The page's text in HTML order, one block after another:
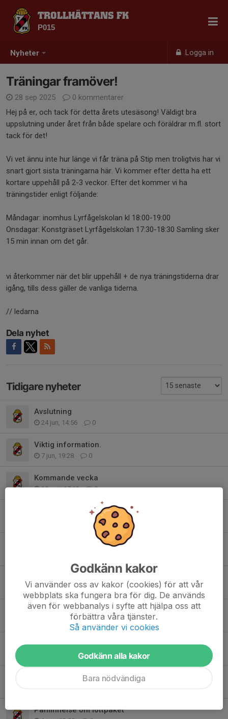
Nyheter Logga in
TROLLHÄTTANS FK
P015
Träningar framöver!
28 sep 2025
0 kommentarer
Hej på er, och tack för detta årets utesäsong! Väldigt bra
uppslutning under året från både spelare och föräldrar m.fl. stort
tack för det!
Vi vet ännu inte hur länge vi får träna på Stip men troligtvis har vi
snart gjort sista träningarna här. Vi kommer efter detta ha ett
kortare uppehåll på 2-3 veckor. Efter det kommer vi ha
träningstider enligt följande:
Måndagar: inomhus Lyrfågelskolan kl 18:00-19:00
Onsdagar: Konstgräset Lyrfågelskolan 17:30-18:30 Samling sker
15 min innan om det går.
vi återkommer när det blir uppehåll + de nya träningstiderna drar
igång, tills dess gäller de vanliga tiderna.
// ledarna
Dela nyhet
Tidigare nyheter
Avslutning
24 jun, 14:56 0
Viktig information.
7 jun, 19:28 0
Kommande vecka
10 maj, 17:12 0
0
Ingen träning måndag
1 maj, 09:44 0
Newbody 2026
30 apr, 21:05 0
Maxi Cup
20 apr, 20:17 0
Träning utomhus måndag 20/4
Påminnelse om lottpaket
Godkänn kakor
Vi använder oss av kakor (cookies) för att vår
webbplats ska fungera bra för dig. De används
även för webbanalys i syfte att hjälpa oss att
förbättra våra tjänster.
Så använder vi cookies
Godkänn alla kakor
Bara nödvändiga